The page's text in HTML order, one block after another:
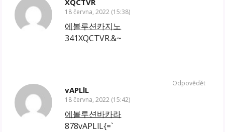
18 června, 2022 (15:38)
에볼루션카지노
341XQCTVR.&~
vAPLlL
18 června, 2022 (15:42)
에볼루션바카라
878vAPLlL{=`
Odpovědět